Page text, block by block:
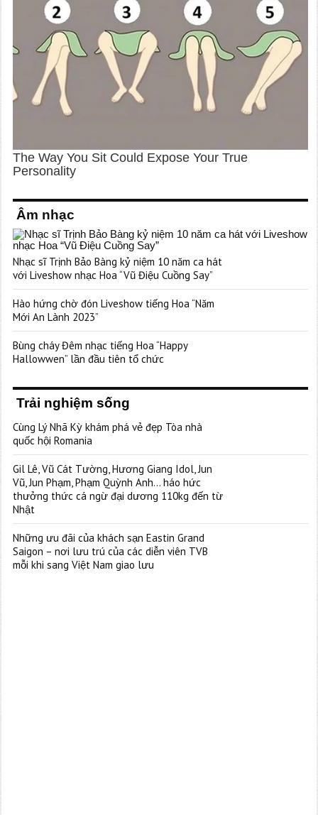
Âm nhạc
Nhạc sĩ Trịnh Bảo Bàng kỷ niệm 10 năm ca hát
với Liveshow nhạc Hoa “Vũ Điệu Cuồng Say”
Hào hứng chờ đón Liveshow tiếng Hoa “Năm
Mới An Lành 2023”
Bùng cháy Đêm nhạc tiếng Hoa “Happy
Hallowwen” lần đầu tiên tổ chức
Trải nghiệm sống
Cùng Lý Nhã Kỳ khám phá vẻ đẹp Tòa nhà
quốc hội Romania
Gil Lê, Vũ Cát Tường, Hương Giang Idol, Jun
Vũ, Jun Phạm, Phạm Quỳnh Anh… háo hức
thưởng thức cá ngừ đại dương 110kg đến từ
Nhật
Những ưu đãi của khách sạn Eastin Grand
Saigon – nơi lưu trú của các diễn viên TVB
mỗi khi sang Việt Nam giao lưu